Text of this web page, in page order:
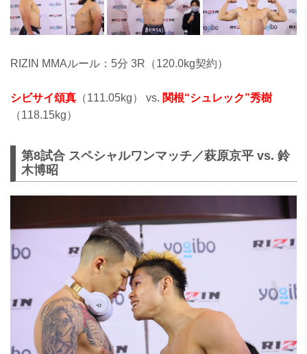
RIZIN MMAルール：5分 3R（120.0kg契約）
シビサイ頌真 （111.05kg） vs. 関根“シュレック”秀樹
（118.15kg）
第8試合 スペシャルワンマッチ／萩原京平 vs. 鈴
木博昭